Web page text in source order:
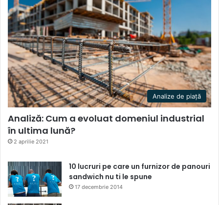
Analize de piață
Analiză: Cum a evoluat domeniul industrial
în ultima lună?
2 aprilie 2021
10 lucruri pe care un furnizor de panouri
sandwich nu ti le spune
17 decembrie 2014